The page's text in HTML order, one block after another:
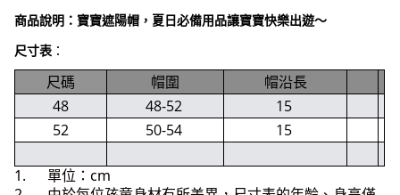
商品說明： 寶寶遮陽帽，夏日必備用品讓寶寶快樂出遊～
尺寸表 ：
尺碼 帽圍
帽沿長
48
48-52
15
52
50-54 15
1. 單位：cm